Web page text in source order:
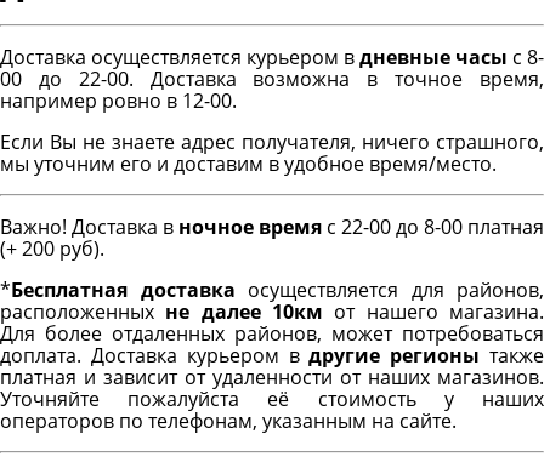
Доставка осуществляется курьером вдневные часы с 8-
00 до 22-00. Доставка возможна в точное время,
например ровно в 12-00.
Если Вы не знаете адрес получателя, ничего страшного,
мы уточним его и доставим в удобное время/место.
Важно! Доставка в ночное время с 22-00 до 8-00 платная
(+ 200 руб).
*Бесплатная доставка осуществляется для районов,
расположенных не далее 10км от нашего магазина.
Для более отдаленных районов, может потребоваться
доплата. Доставка курьером вдругие регионы также
платная и зависит от удаленности от наших магазинов.
Уточняйте пожалуйста её стоимость у наших
операторов по телефонам, указанным на сайте.